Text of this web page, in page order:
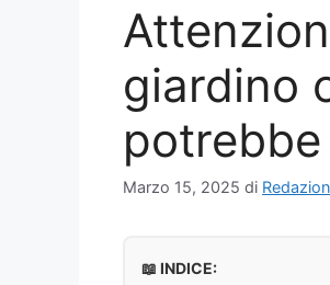
giardino
Marzo 15, 2025 di
📖 INDICE: